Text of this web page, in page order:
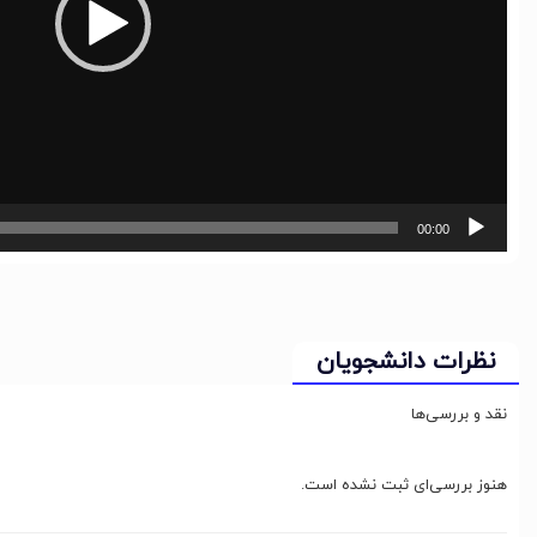
00:00
نظرات دانشجویان
نقد و بررسی‌ها
هنوز بررسی‌ای ثبت نشده است.